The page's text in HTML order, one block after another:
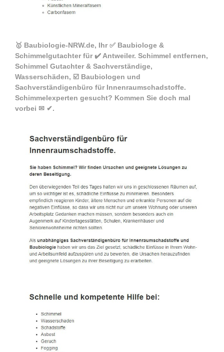
🥇 Baubiologie-NRW.de, Ihr ✅ Baubiologe &
Schimmelgutachter für ✔️ Antweiler. Schimmel entfernen,
Schimmel Gutachter & Sachverständige,
Wasserschäden, ☑️ Baubiologen und
Sachverständigenbüro für Innenraumschadstoffe.
Schimmelexperten gesucht? Kommen Sie doch mal
vorbei ✉ ✔.